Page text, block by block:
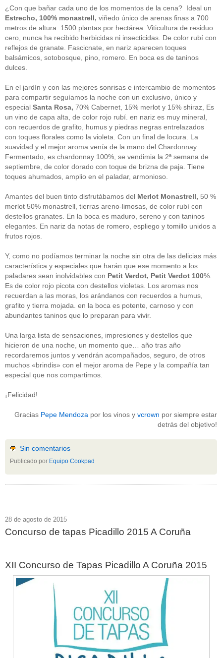
Guipuzcoa
(2)
(1)
Joan Roca(2)
libros (2)
Madrid(4)
mejores-productos (3)
México(1)
Murcia
quesos(3)
Restaurantes
rutas de tapas
(2)
Setas(1)
Sin categoría(348)
solidaridad(1)
tapas (2)
" ALT="RSS" /> SUSCRÍBETE
RSS - Entradas
ADMINISTRAR
Acceder
¿Con que bañar cada uno de los momentos de la cena? Ideal un
Estrecho, 100% monastrell, viñedo único de arenas finas a 700
metros de altura. 1500 plantas por hectárea. Viticultura de residuo
cero, nunca ha recibido herbicidas ni insecticidas. De color rubí con
reflejos de granate. Fascicnate, en nariz aparecen toques
balsámicos, sotobosque, pino, romero. En boca es de taninos
dulces.
En el jardín y con las mejores sonrisas e intercambio de momentos
para compartir seguíamos la noche con un exclusivo, único y
especial Santa Rosa, 70% Cabernet, 15% merlot y 15% shiraz, Es
un vino de capa alta, de color rojo rubí. en nariz es muy mineral,
con recuerdos de grafito, humus y piedras negras entrelazados
con toques florales como la violeta. Con un final de locura. La
suavidad y el mejor aroma venía de la mano del Chardonnay
Fermentado, es chardonnay 100%, se vendimia la 2ª semana de
septiembre, de color dorado con toque de brizna de paja. Tiene
toques ahumados, amplio en el paladar, armonioso.
Amantes del buen tinto disfrutábamos del Merlot Monastrell, 50 %
merlot 50% monastrell, tierras areno-limosas, de color rubí con
destellos granates. En la boca es maduro, sereno y con taninos
elegantes. En nariz da notas de romero, espliego y tomillo unidos a
frutos rojos.
Y, como no podíamos terminar la noche sin otra de las delicias más
característica y especiales que harán que ese momento a los
paladares sean inolvidables con Petit Verdot, Petit Verdot 100%.
Es de color rojo picota con destellos violetas. Los aromas nos
recuerdan a las moras, los arándanos con recuerdos a humus,
grafito y tierra mojada. en la boca es potente, carnoso y con
abundantes taninos que lo preparan para vivir.
Una larga lista de sensaciones, impresiones y destellos que
hicieron de una noche, un momento que… año tras año
recordaremos juntos y vendrán acompañados, seguro, de otros
muchos «brindis» con el mejor aroma de Pepe y la compañía tan
especial que nos compartimos.
¡Felicidad!
Gracias Pepe Mendoza por los vinos y vcrown por siempre estar
detrás del objetivo!
Sin comentarios
Publicado por Equipo Cookpad
28 de agosto de 2015
Concurso de tapas Picadillo 2015 A Coruña
XII Concurso de Tapas Picadillo A Coruña 2015